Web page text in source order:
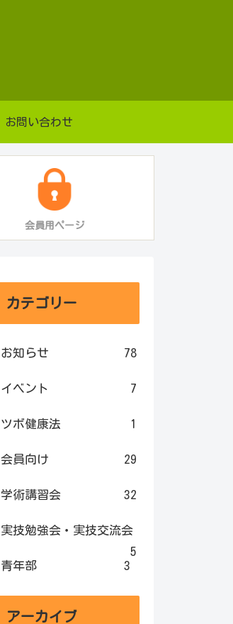
お問い合わせ
会員用ページ
カテゴリー
お知らせ 78
イベント 7
ツボ健康法 1
会員向け 29
学術講習会 32
実技勉強会・実技交流会
5
青年部
3
アーカイブ